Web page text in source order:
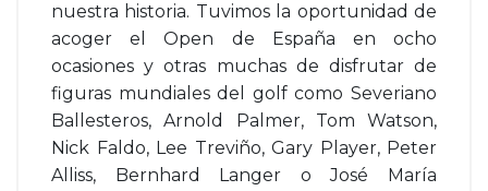
nuestra historia. Tuvimos la oportunidad de
acoger el Open de España en ocho
ocasiones y otras muchas de disfrutar de
figuras mundiales del golf como Severiano
Ballesteros, Arnold Palmer, Tom Watson,
Nick Faldo, Lee Treviño, Gary Player, Peter
Alliss, Bernhard Langer o José María